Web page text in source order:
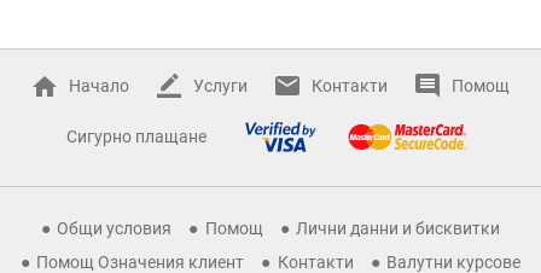
Начало Услуги Контакти Помощ
Сигурно плащане
Общи условия Помощ
Лични данни и бисквитки
Помощ Означения клиент
Контакти
Валутни курсове